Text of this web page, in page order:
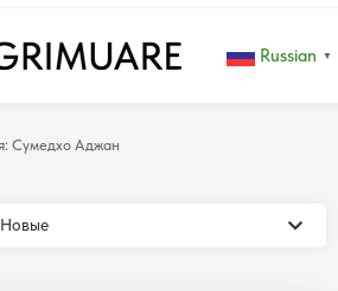
Russian ▼
Сумедхо Аджан